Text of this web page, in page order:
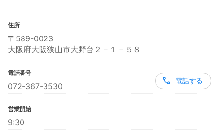
住所
〒589-0023
大阪府大阪狭山市大野台２－１－５８
電話番号
072-367-3530
電話する
営業開始
9:30